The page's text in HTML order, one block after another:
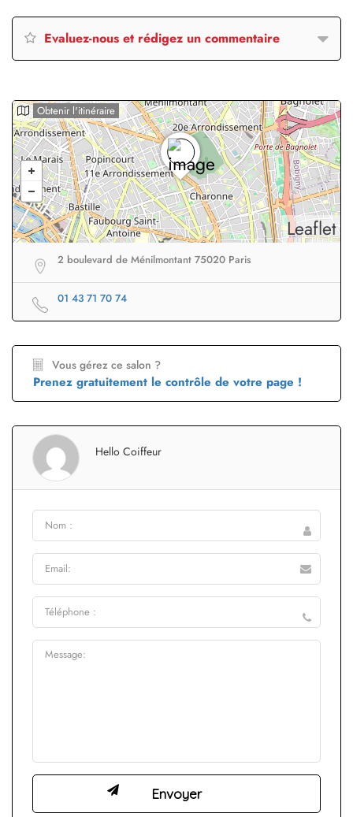
Evaluez-nous et rédigez un commentaire
Leaflet
Obtenir l'itinéraire
2 boulevard de Ménilmontant 75020 Paris
01 43 71 70 74
Vous gérez ce salon ?
Prenez gratuitement le contrôle de votre page !
Hello Coiffeur